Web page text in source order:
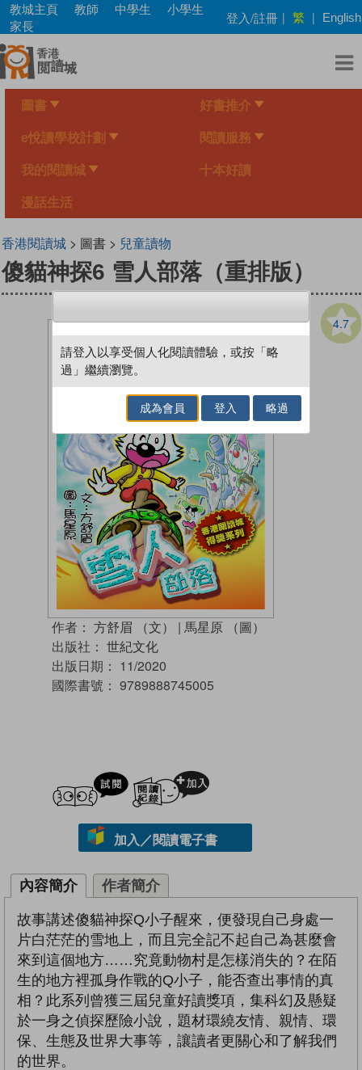
Skip
main
content
教城主頁 教師 中學生
小學生
家長
登入/註冊 | 繁 | English
圖書 好書推介
e悅讀學校計劃 閱讀服務
我的閱讀城 十本好讀
漫話生活
香港閱讀城> 圖書 > 兒童讀物
傻貓神探6 雪人部落（重排版）
4.7
作者： 方舒眉 （文） | 馬星原 （圖）
出版社： 世紀文化
出版日期： 11/2020
國際書號： 9789888745005
試閲
加入／閱讀電子書
內容簡介 作者簡介
故事講述傻貓神探Q小子醒來，便發現自己身處一
片白茫茫的雪地上，而且完全記不起自己為甚麼會
來到這個地方……究竟動物村是怎樣消失的？在陌
生的地方裡孤身作戰的Q小子，能否查出事情的真
相？此系列曾獲三屆兒童好讀獎項，集科幻及懸疑
於一身之偵探歷險小說，題材環繞友情、親情、環
保、生態及世界大事等，讓讀者更關心和了解我們
的世界。
請登入以享受個人化閱讀體驗，或按「略
過」繼續瀏覽。
成為會員 登入 略過